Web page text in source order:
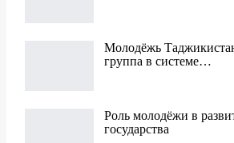
Молодёжь
группа в системе…
Роль молодёжи в
государства